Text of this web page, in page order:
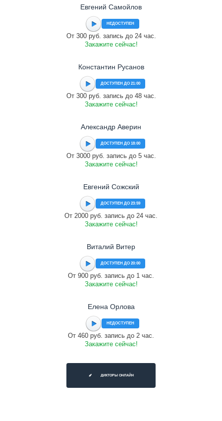
Евгений Самойлов
НЕДОСТУПЕН
От 300 руб. запись до 24 час.
Закажите сейчас!
Константин Русанов
ДОСТУПЕН ДО 21:00
От 300 руб. запись до 48 час.
Закажите сейчас!
Александр Аверин
ДОСТУПЕН ДО 18:00
От 3000 руб. запись до 5 час.
Закажите сейчас!
Евгений Сожский
ДОСТУПЕН ДО 23:59
От 2000 руб. запись до 24 час.
Закажите сейчас!
Виталий Витер
ДОСТУПЕН ДО 20:00
От 900 руб. запись до 1 час.
Закажите сейчас!
Елена Орлова
НЕДОСТУПЕН
От 460 руб. запись до 2 час.
Закажите сейчас!
ДИКТОРЫ ОНЛАЙН